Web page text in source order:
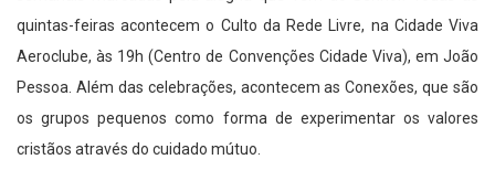
quintas-feiras acontecem o Culto da Rede Livre, na Cidade Viva
Aeroclube, às 19h (Centro de Convenções Cidade Viva), em João
Pessoa. Além das celebrações, acontecem as Conexões, que são
os grupos pequenos como forma de experimentar os valores
cristãos através do cuidado mútuo.